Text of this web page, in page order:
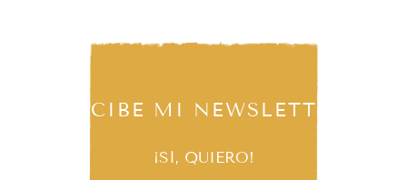
RECIBE MI NEWSLETTER
¡SÍ, QUIERO!